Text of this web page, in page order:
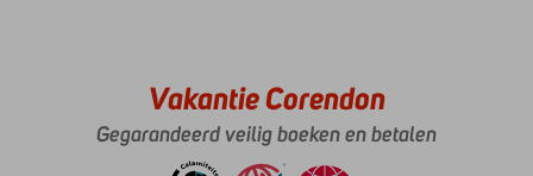
Vakantie Corendon
Gegarandeerd veilig boeken en betalen